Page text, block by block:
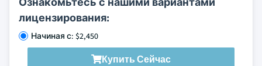
лицензирования:
Начиная с: $2,450
Купить Сейчас